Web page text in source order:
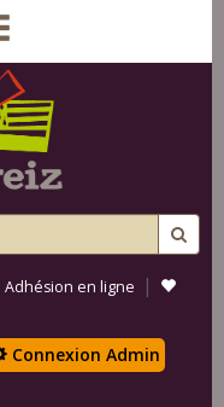
Adhésion en ligne |
Connexion Admin